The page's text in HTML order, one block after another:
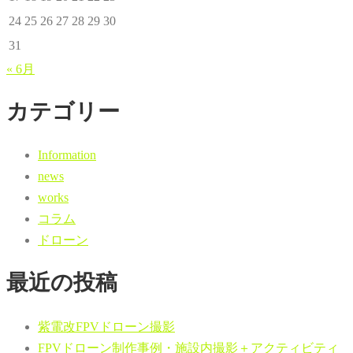
24 25 26 27 28 29 30
31
« 6月
カテゴリー
Information
news
works
コラム
ドローン
最近の投稿
紫電改FPVドローン撮影
FPVドローン制作事例・施設内撮影＋アクティビティ